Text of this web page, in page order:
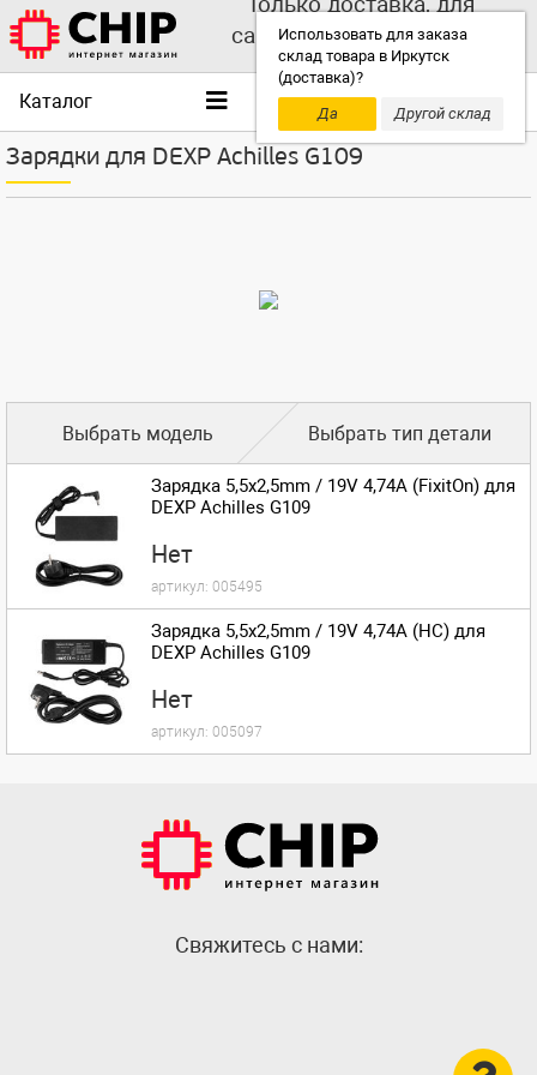
Использовать для заказа
склад товара в Иркутск
(доставка)?
Да
Другой склад
самовывоза выбирайте
другой склад!
Каталог
Зарядки для DEXP Achilles G109
Выбрать модель Выбрать тип детали
Зарядка 5,5x2,5mm / 19V 4,74A (FixitOn) для
DEXP Achilles G109
Нет
артикул: 005495
Зарядка 5,5x2,5mm / 19V 4,74A (HC) для
DEXP Achilles G109
Нет
артикул: 005097
Cвяжитесь с нами: